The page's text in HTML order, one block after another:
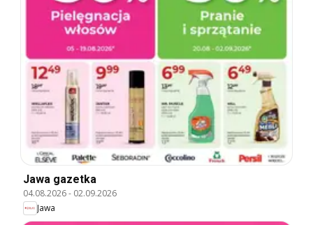
Jawa gazetka
04.08.2026- 02.09.2026
Jawa